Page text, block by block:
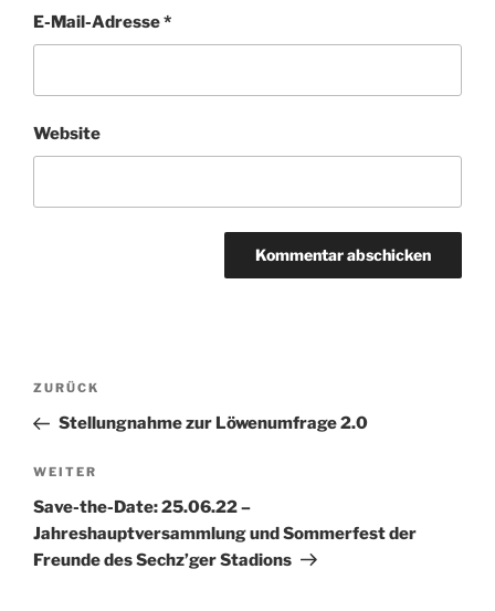
E-Mail-Adresse*
Website
Beitragsnavigation
Vorheriger
Beitrag
ZURÜCK
Stellungnahme zur Löwenumfrage 2.0
Nächster
Beitrag
WEITER
Save-the-Date: 25.06.22 –
Jahreshauptversammlung und Sommerfest der
Freunde des Sechz’ger Stadions